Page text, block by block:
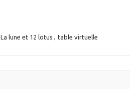
La lune et 12 lotus , table virtuelle